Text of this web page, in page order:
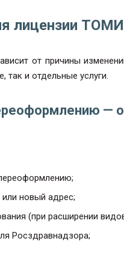
лицензии ТОМИ
от причины
так и отдельные услуги.
—
новый адрес;
(при расширении
Росздравнадзора;